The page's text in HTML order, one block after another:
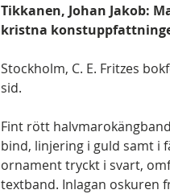
Tikkanen, Johan Jakob:
kristna
Stockholm, C. E. Fritzes
sid.
Fint rött
bind, linjering i guld samt i
ornament tryckt i svart,
textband. Inlagan oskuren